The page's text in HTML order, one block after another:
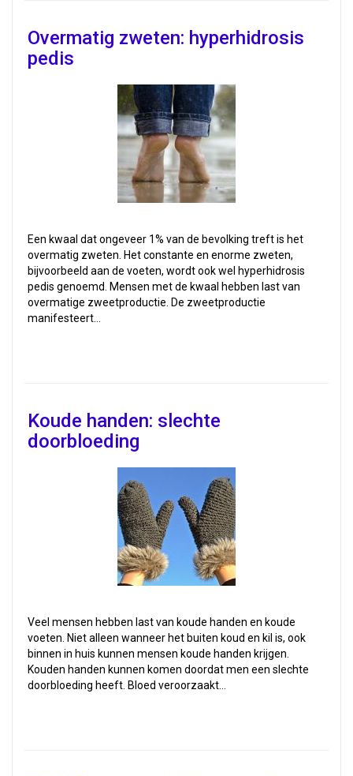
Overmatig zweten: hyperhidrosis
pedis
Een kwaal dat ongeveer 1% van de bevolking treft is het
overmatig zweten. Het constante en enorme zweten,
bijvoorbeeld aan de voeten, wordt ook wel hyperhidrosis
pedis genoemd. Mensen met de kwaal hebben last van
overmatige zweetproductie. De zweetproductie
manifesteert…
Koude handen: slechte
doorbloeding
Veel mensen hebben last van koude handen en koude
voeten. Niet alleen wanneer het buiten koud en kil is, ook
binnen in huis kunnen mensen koude handen krijgen.
Kouden handen kunnen komen doordat men een slechte
doorbloeding heeft. Bloed veroorzaakt…